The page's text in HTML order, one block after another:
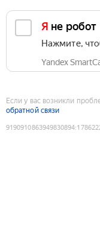
Я не робот
Нажмите,
Yandex
Если у вас возникли
обратной связи
9190910863949830894: